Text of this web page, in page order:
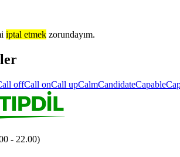
iptal etmek zorundayım.
offCall onCall upCalmCandidateCapable
- 22.00)